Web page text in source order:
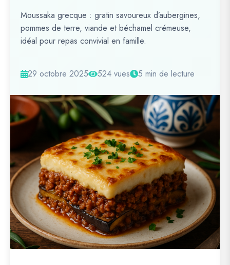
Moussaka grecque : gratin savoureux d’aubergines,
pommes de terre, viande et béchamel crémeuse,
idéal pour repas convivial en famille.
29 octobre 2025 524 vues 5 min de lecture